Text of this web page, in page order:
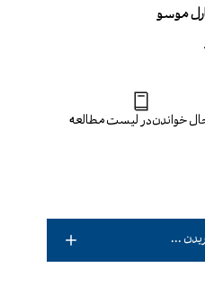
موسو
خواندندر لیست مطالعه
...